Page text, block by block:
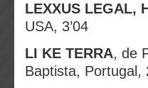
LEXXUS LEGAL,
USA, 3’04
LI KE TERRA, de
Baptista, Portugal,